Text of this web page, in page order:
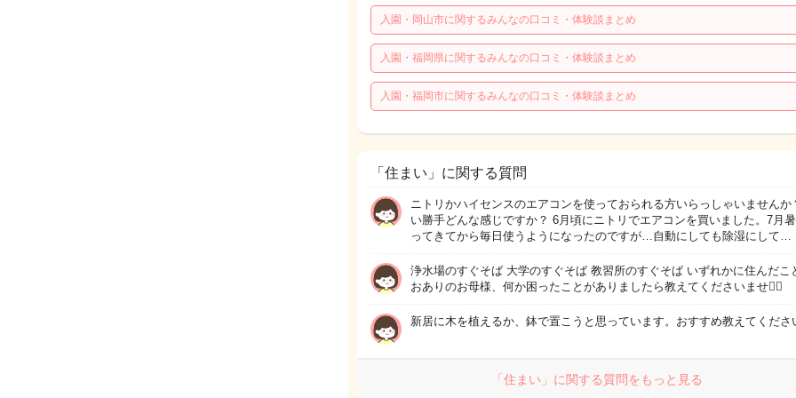
入園・岡山市に関するみんなの口コミ・体験談まとめ
入園・福岡県に関するみんなの口コミ・体験談まとめ
入園・福岡市に関するみんなの口コミ・体験談まとめ
「住まい」に関する質問
ニトリかハイセンスのエアコンを使っておられる方いらっしゃいませんか
い勝手どんな感じですか？ 6月頃にニトリでエアコンを買いました。7月
ってきてから毎日使うようになったのですが…自動にしても除湿にして…
浄水場のすぐそば 大学のすぐそば 教習所のすぐそば いずれかに住んだこ
おありのお母様、何か困ったことがありましたら教えてくださいませ🙇‍♀️
新居に木を植えるか、鉢で置こうと思っています。おすすめ教えてくださ
「住まい」に関する質問をもっと見る